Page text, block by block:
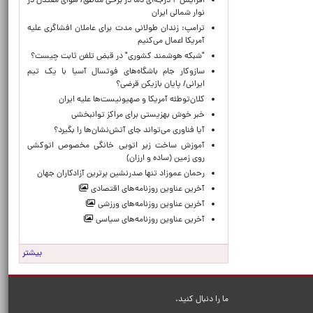
نوار شمالی ایران
ترامپ: زندان طولانی مدت برای عاملان افشاگری‌ علیه
آمریکا اعمال می‌کنیم
"شبکه هوشمند کشوری" در قبض تلفن ثابت چیست؟
سازوکار جام باشگاه‌های فوتسال آسیا با یک تیم
ایرانی/ پایان بازیکن قرضی؟
کلان‌توطئه آمریکا و صهیونیست‌ها علیه ایران
خبر خوش بهزیستی برای مراکز توانبخشی
آیا فناوری می‌تواند جای آتش‌نشان‌ها را بگیرد؟
آموزش ساخت زیر اتویی خانگی مخصوص اتوکشی
روی زمین (ساده و ارزان)
رحمان عموزاد تنها صدرنشین برترین آزادکاران جهان
آخرین عناوین روزنامه‌های اقتصادی
آخرین عناوین روزنامه‌های ورزشی
آخرین عناوین روزنامه‌های سیاسی
بیشتر
ما را دنبال کنید.